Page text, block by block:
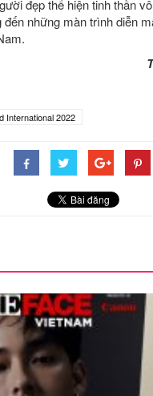
đẹp thể hiện tinh thần
những màn trình diễn
International 2022